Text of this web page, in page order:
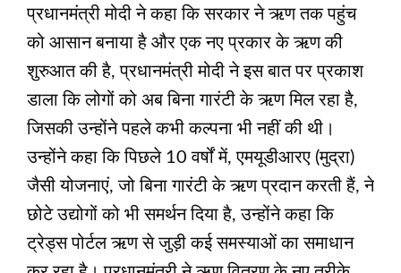
प्रधानमंत्री मोदी ने कहा कि सरकार ने ऋण तक पहुंच
को आसान बनाया है और एक नए प्रकार के ऋण की
शुरुआत की है, प्रधानमंत्री मोदी ने इस बात पर प्रकाश
डाला कि लोगों को अब बिना गारंटी के ऋण मिल रहा है,
जिसकी उन्होंने पहले कभी कल्पना भी नहीं की थी।
उन्होंने कहा कि पिछले 10 वर्षों में, एमयूडीआरए (मुद्रा)
जैसी योजनाएं, जो बिना गारंटी के ऋण प्रदान करती हैं, ने
छोटे उद्योगों को भी समर्थन दिया है, उन्होंने कहा कि
ट्रेड्स पोर्टल ऋण से जुड़ी कई समस्‍याओं का समाधान